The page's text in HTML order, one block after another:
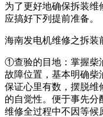
为了更好地确保拆装维
应搞好下列提前准备。
海南发电机维修之拆装
①查验的目地：掌握柴
故障位置，基本明确柴
保证心里有数，摆脱维
的自觉性。便于事先分
维修全过程中不因等候